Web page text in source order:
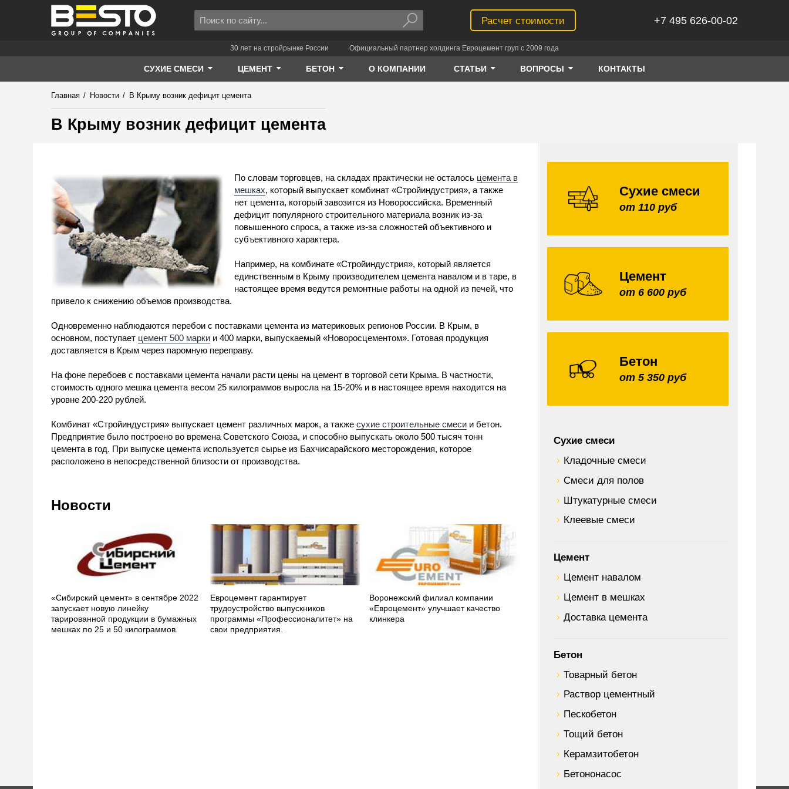
Расчет стоимости +7 495 626-00-02
30 лет на стройрынке России Официальный партнер холдинга Евроцемент груп с 2009 года
СУХИЕ СМЕСИ ЦЕМЕНТ БЕТОН О КОМПАНИИ СТАТЬИ ВОПРОСЫ КОНТАКТЫ
Главная / Новости / В Крыму возник дефицит цемента
В Крыму возник дефицит цемента
По словам торговцев, на складах практически не осталось цемента в
мешках, который выпускает комбинат «Стройиндустрия», а также
нет цемента, который завозится из Новороссийска. Временный
дефицит популярного строительного материала возник из-за
повышенного спроса, а также из-за сложностей объективного и
субъективного характера.
Например, на комбинате «Стройиндустрия», который является
единственным в Крыму производителем цемента навалом и в таре, в
настоящее время ведутся ремонтные работы на одной из печей, что
привело к снижению объемов производства.
Одновременно наблюдаются перебои с поставками цемента из материковых регионов России. В Крым, в
основном, поступает цемент 500 марки и 400 марки, выпускаемый «Новоросцементом». Готовая продукция
доставляется в Крым через паромную переправу.
На фоне перебоев с поставками цемента начали расти цены на цемент в торговой сети Крыма. В частности,
стоимость одного мешка цемента весом 25 килограммов выросла на 15-20% и в настоящее время находится на
уровне 200-220 рублей.
Комбинат «Стройиндустрия» выпускает цемент различных марок, а также сухие строительные смеси и бетон.
Предприятие было построено во времена Советского Союза, и способно выпускать около 500 тысяч тонн
цемента в год. При выпуске цемента используется сырье из Бахчисарайского месторождения, которое
расположено в непосредственной близости от производства.
Новости
«Сибирский цемент» в сентябре 2022
запускает новую линейку
тарированной продукции в бумажных
мешках по 25 и 50 килограммов.
Евроцемент гарантирует
трудоустройство выпускников
программы «Профессионалитет» на
свои предприятия.
Воронежский филиал компании
«Евроцемент» улучшает качество
клинкера
Сухие смеси
от 110 руб
Цемент
от 6 600 руб
Бетон
от 5 350 руб
Сухие смеси
Кладочные смеси
Смеси для полов
Штукатурные смеси
Клеевые смеси
Цемент
Цемент навалом
Цемент в мешках
Доставка цемента
Бетон
Товарный бетон
Раствор цементный
Пескобетон
Тощий бетон
Керамзитобетон
Бетононасос